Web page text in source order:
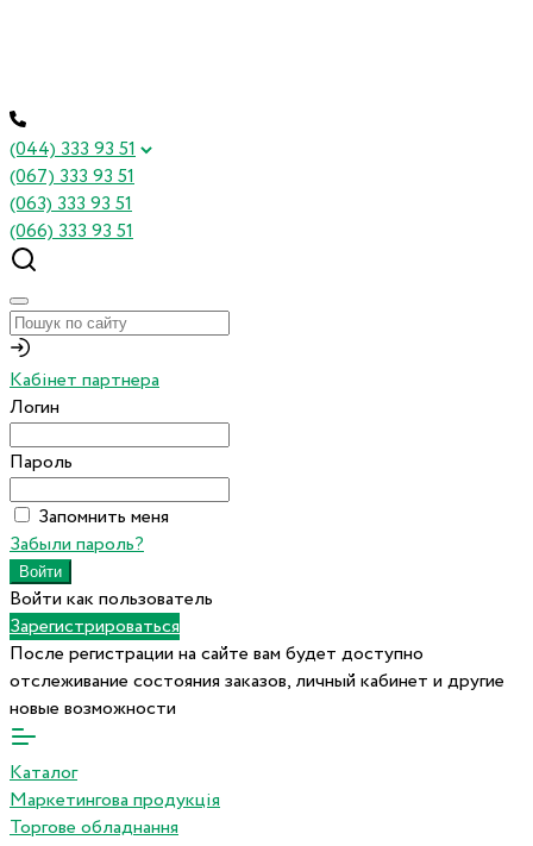
(044) 333 93 51
(067) 333 93 51
(063) 333 93 51
(066) 333 93 51
Кабінет партнера
Логин
Пароль
Запомнить меня
Забыли пароль?
Войти как пользователь
Зарегистрироваться
После регистрации на сайте вам будет доступно
отслеживание состояния заказов, личный кабинет и другие
новые возможности
Каталог
Маркетингова продукція
Торгове обладнання